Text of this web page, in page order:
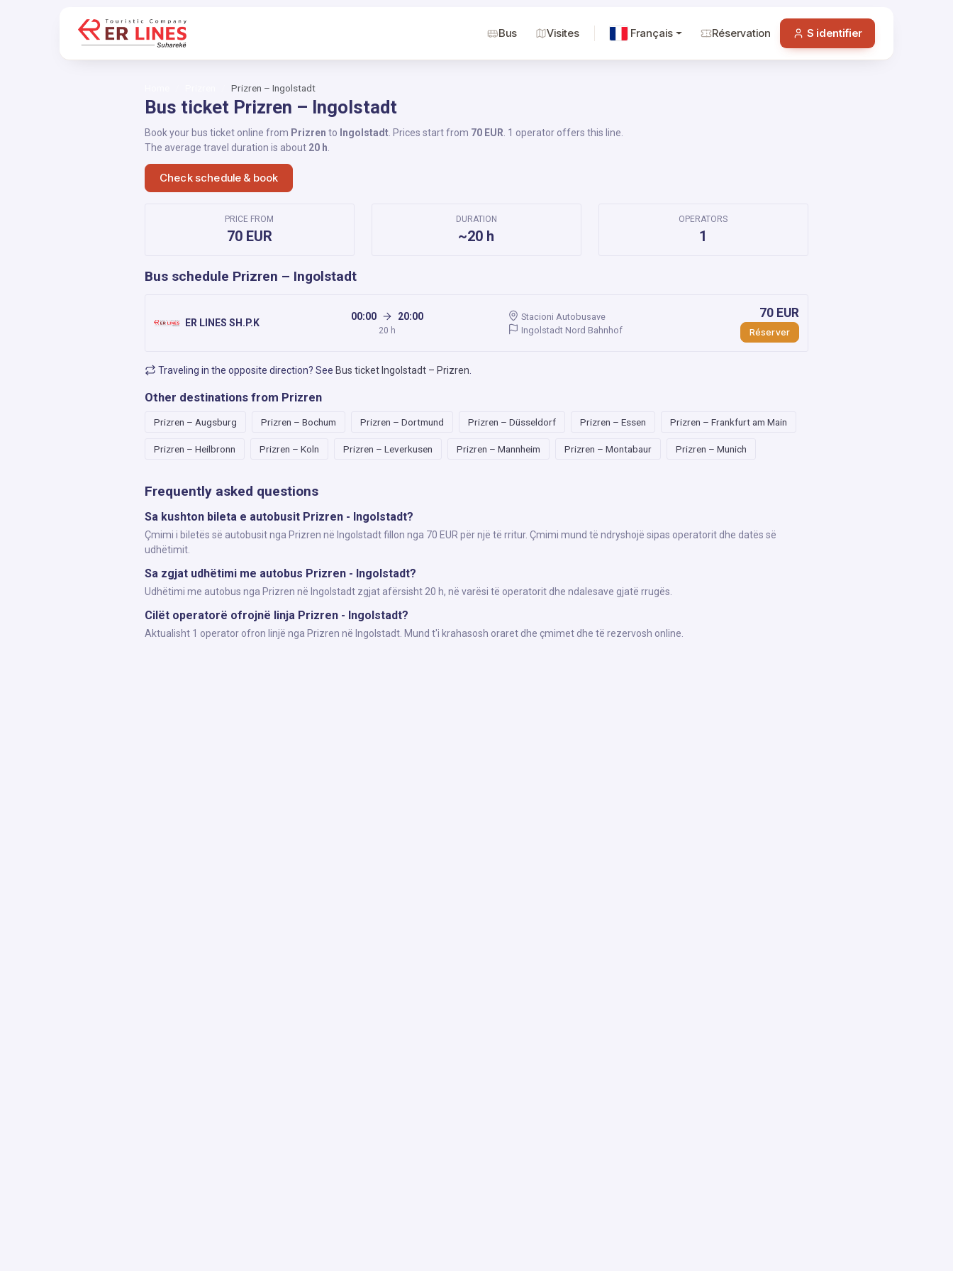
Bus Visites Français Réservation S identifier
Prizren – Ingolstadt
Bus ticket Prizren – Ingolstadt
Book your bus ticket online from Prizren to Ingolstadt . Prices start from 70 EUR . 1 operator offers this line.
The average travel duration is about 20 h
Check schedule & book
PRICE FROM
70 EUR
DURATION
~20 h
OPERATORS
1
Bus schedule Prizren – Ingolstadt
ER LINES SH.P.K
00:00 20:00
20 h
Stacioni Autobusave
Ingolstadt Nord Bahnhof
70 EUR
Réserver
Traveling in the opposite direction? See Bus ticket Ingolstadt – Prizren
Other destinations from Prizren
Prizren – Augsburg Prizren – Bochum Prizren – Dortmund Prizren – Düsseldorf Prizren – Essen Prizren – Frankfurt am Main
Prizren – Heilbronn Prizren – Koln Prizren – Leverkusen Prizren – Mannheim Prizren – Montabaur Prizren – Munich
Frequently asked questions
Sa kushton bileta e autobusit Prizren - Ingolstadt?
Çmimi i biletës së autobusit nga Prizren në Ingolstadt fillon nga 70 EUR për një të rritur. Çmimi mund të ndryshojë sipas operatorit dhe datës së
udhëtimit.
Sa zgjat udhëtimi me autobus Prizren - Ingolstadt?
Udhëtimi me autobus nga Prizren në Ingolstadt zgjat afërsisht 20 h, në varësi të operatorit dhe ndalesave gjatë rrugës.
Cilët operatorë ofrojnë linja Prizren - Ingolstadt?
Aktualisht 1 operator ofron linjë nga Prizren në Ingolstadt. Mund t'i krahasosh oraret dhe çmimet dhe të rezervosh online.